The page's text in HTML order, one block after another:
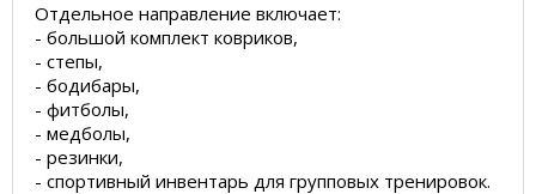
Отдельное направление включает:
- большой комплект ковриков,
- степы,
- бодибары,
- фитболы,
- медболы,
- резинки,
- спортивный инвентарь для групповых тренировок.